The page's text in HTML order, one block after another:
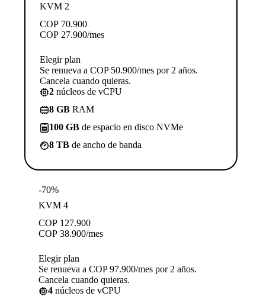
KVM 2
COP 70.900
COP 27.900/mes
Elegir plan
Se renueva a COP 50.900/mes por 2 años.
Cancela cuando quieras.
2 núcleos de vCPU
8 GB RAM
100 GB de espacio en disco NVMe
8 TB de ancho de banda
-70%
KVM 4
COP 127.900
COP 38.900/mes
Elegir plan
Se renueva a COP 97.900/mes por 2 años.
Cancela cuando quieras.
4 núcleos de vCPU